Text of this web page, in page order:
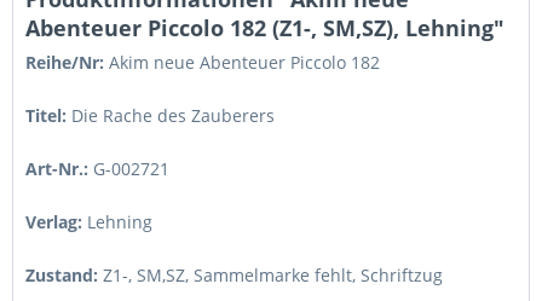
Abenteuer Piccolo 182 (Z1-, SM,SZ), Lehning"
Reihe/Nr: Akim neue Abenteuer Piccolo 182
Titel: Die Rache des Zauberers
Art-Nr.: G-002721
Verlag: Lehning
Zustand: Z1-, SM,SZ, Sammelmarke fehlt, Schriftzug